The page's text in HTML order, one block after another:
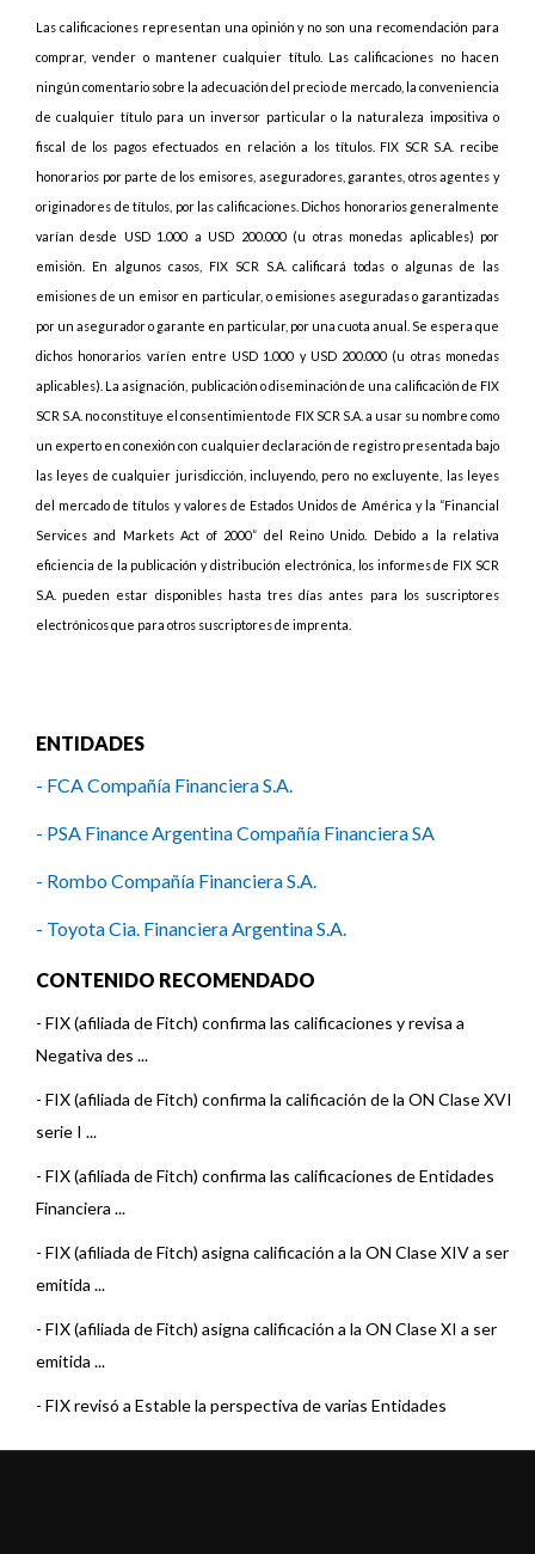
Las calificaciones representan una opinión y no son una recomendación para
comprar, vender o mantener cualquier título. Las calificaciones no hacen
ningún comentario sobre la adecuación del precio de mercado, la conveniencia
de cualquier título para un inversor particular o la naturaleza impositiva o
fiscal de los pagos efectuados en relación a los títulos. FIX SCR S.A. recibe
honorarios por parte de los emisores, aseguradores, garantes, otros agentes y
originadores de títulos, por las calificaciones. Dichos honorarios generalmente
varían desde USD 1.000 a USD 200.000 (u otras monedas aplicables) por
emisión. En algunos casos, FIX SCR S.A. calificará todas o algunas de las
emisiones de un emisor en particular, o emisiones aseguradas o garantizadas
por un asegurador o garante en particular, por una cuota anual. Se espera que
dichos honorarios varíen entre USD 1.000 y USD 200.000 (u otras monedas
aplicables). La asignación, publicación o diseminación de una calificación de FIX
SCR S.A. no constituye el consentimiento de FIX SCR S.A. a usar su nombre como
un experto en conexión con cualquier declaración de registro presentada bajo
las leyes de cualquier jurisdicción, incluyendo, pero no excluyente, las leyes
del mercado de títulos y valores de Estados Unidos de América y la “Financial
Services and Markets Act of 2000” del Reino Unido. Debido a la relativa
eficiencia de la publicación y distribución electrónica, los informes de FIX SCR
S.A. pueden estar disponibles hasta tres días antes para los suscriptores
electrónicos que para otros suscriptores de imprenta.
ENTIDADES
- FCA Compañía Financiera S.A.
- PSA Finance Argentina Compañía Financiera SA
- Rombo Compañía Financiera S.A.
- Toyota Cia. Financiera Argentina S.A.
- Volkswagen Financial Services Compañía Financiera S.A.
CONTENIDO RECOMENDADO
- FIX (afiliada de Fitch) confirma las calificaciones y revisa a
Negativa des ...
- FIX (afiliada de Fitch) confirma la calificación de la ON Clase XVI
serie I ...
- FIX (afiliada de Fitch) confirma las calificaciones de Entidades
Financiera ...
- FIX (afiliada de Fitch) asigna calificación a la ON Clase XIV a ser
emitida ...
- FIX (afiliada de Fitch) asigna calificación a la ON Clase XI a ser
emitida ...
- FIX revisó a Estable la perspectiva de varias Entidades